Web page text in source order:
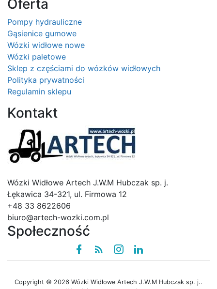
Oferta
Pompy hydrauliczne
Gąsienice gumowe
Wózki widłowe nowe
Wózki paletowe
Sklep z częściami do wózków widłowych
Polityka prywatności
Regulamin sklepu
Kontakt
Wózki Widłowe Artech J.W.M Hubczak sp. j.
Łękawica 34-321, ul. Firmowa 12
+48 33 8622606
biuro@artech-wozki.com.pl
Społeczność
Facebook
Rssinstagram
linkedin
Copyright © 2026 Wózki Widłowe Artech J.W.M Hubczak sp. j..